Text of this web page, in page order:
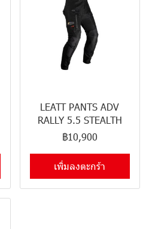
LEATT PANTS ADV
RALLY 5.5 STEALTH
฿10,900
เพิ่มลงตะกร้า